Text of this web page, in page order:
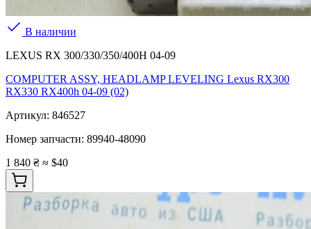
В наличии
LEXUS RX 300/330/350/400H 04-09
COMPUTER ASSY, HEADLAMP LEVELING Lexus RX300
RX330 RX400h 04-09 (02)
Артикул: 846527
Номер запчасти: 89940-48090
1 840 ₴ ≈ $40